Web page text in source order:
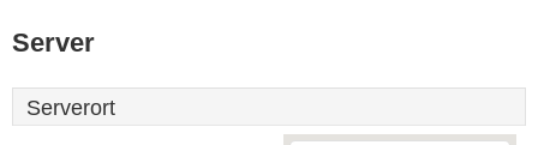
Server
Serverort